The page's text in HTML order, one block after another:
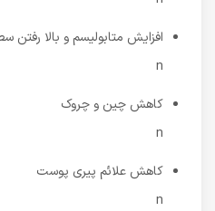
افزایش متابولیسم و بالا
n
کاهش چین و چروک
n
کاهش علائم پیری پوست
n